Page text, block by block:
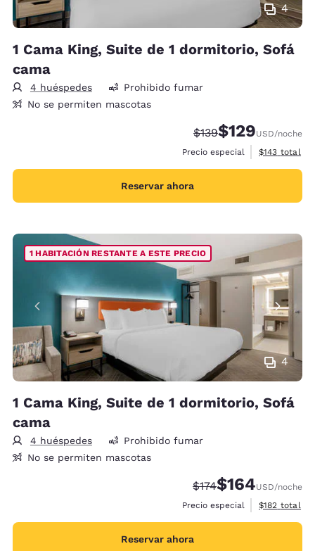
4
1 Cama King, Suite de 1 dormitorio, Sofá
cama
4 huéspedes
Prohibido fumar
No se permiten mascotas
Precio tachado:
$139Precio con
$129USD/noche
Precio especial
Ver detalles
$143 total
Reservar ahora
4
1 HABITACIÓN RESTANTE A ESTE PRECIO
1 Cama King, Suite de 1 dormitorio, Sofá
cama
4 huéspedes
Prohibido fumar
No se permiten mascotas
Precio tachado:
$174Precio con
$164USD/noche
Precio especial
Ver detalles
$182 total
Reservar ahora